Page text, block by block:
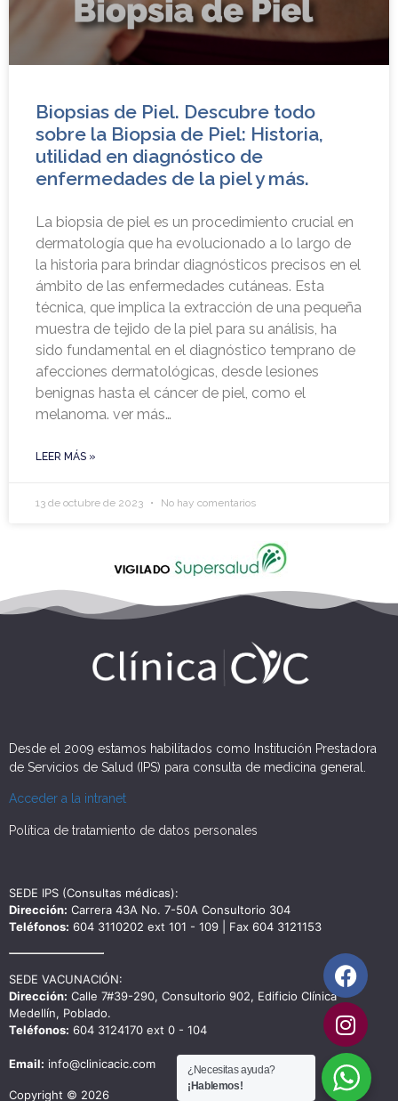
Biopsias de Piel. Descubre todo
sobre la Biopsia de Piel: Historia,
utilidad en diagnóstico de
enfermedades de la piel y más.
La biopsia de piel es un procedimiento crucial en
dermatología que ha evolucionado a lo largo de
la historia para brindar diagnósticos precisos en el
ámbito de las enfermedades cutáneas. Esta
técnica, que implica la extracción de una pequeña
muestra de tejido de la piel para su análisis, ha
sido fundamental en el diagnóstico temprano de
afecciones dermatológicas, desde lesiones
benignas hasta el cáncer de piel, como el
melanoma. ver más…
LEER MÁS »
13 de octubre de 2023 No hay comentarios
Desde el 2009 estamos habilitados como Institución Prestadora
de Servicios de Salud (IPS) para consulta de medicina general.
Acceder a la intranet
Política de tratamiento de datos personales
SEDE IPS (Consultas médicas):
Dirección: Carrera 43A No. 7-50A Consultorio 304
Teléfonos: 604 3110202 ext 101 - 109 | Fax 604 3121153
SEDE VACUNACIÓN:
Dirección: Calle 7#39-290, Consultorio 902, Edificio Clínica
Medellín, Poblado.
Teléfonos: 604 3124170 ext 0 - 104
Email: info@clinicacic.com
Copyright © 2026
¿Necesitas ayuda?
¡Hablemos!